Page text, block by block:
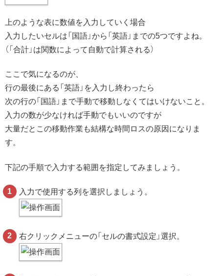
上のような表に数値を入力していく場合
入力したいセルは「国語」から「英語」までの5つですよね。
（「合計」は関数によって自動で計算される）
ここで気になるのが、
行の最後にある「英語」を入力し終わったら
次の行の「国語」まで手動で移動しなくてはいけないこと。
入力の数が少なければ手動でもいいのですが
大量だとこの移動作業も結構な時間ロスの原因になりま
す。
下記の手順で入力する範囲を指定してみましょう。
入力で使用する列を選択しましょう。
右クリックメニューの「セルの書式設定」選択。